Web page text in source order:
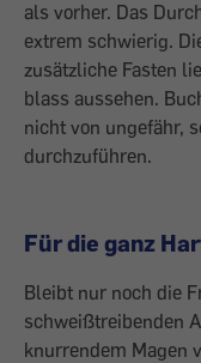
als vorher. Das
extrem schwierig.
zusätzliche Fasten
blass aussehen.
nicht von ungefähr,
durchzuführen.
Für die ganz
Bleibt nur noch die
schweißtreibenden
knurrendem Magen